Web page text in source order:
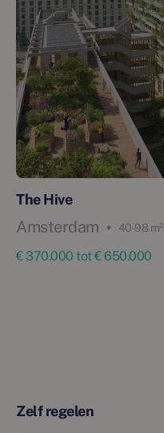
The Hive
Amsterdam 40 - 98 m²
€ 370.000 tot € 650.000
Zelf regelen